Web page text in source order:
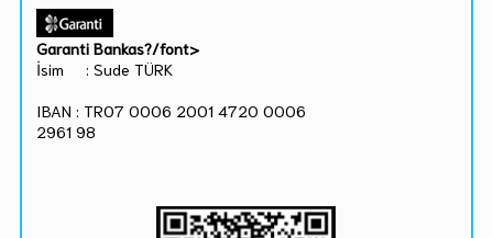
Garanti Bankas?/font>
İsim : Sude TÜRK
IBAN : TR07 0006 2001 4720 0006
2961 98